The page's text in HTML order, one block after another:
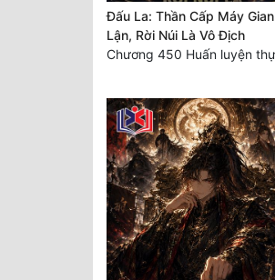
Đấu La: Thần Cấp Máy Gian
Lận, Rời Núi Là Vô Địch